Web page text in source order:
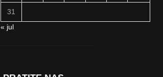
31
« jul